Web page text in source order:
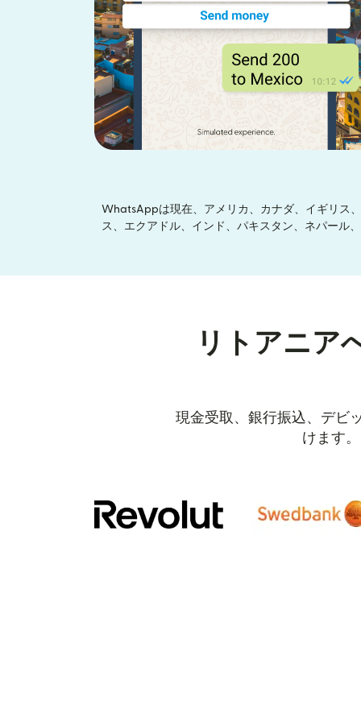
WhatsAppは現在、アメリカ、カナダ、イギリス
ス、エクアドル、インド、パキスタン、ネパール
リトアニア
現金受取、銀行振込、デビ
けます